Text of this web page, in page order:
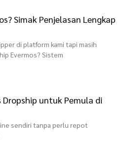
Simak Penjelasan Lengkap
di platform kami tapi masih
Evermos? Sistem
Dropship untuk Pemula di
sendiri tanpa perlu repot